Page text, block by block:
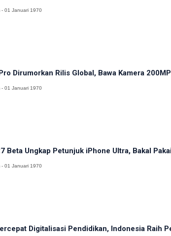
- 01 Januari 1970
Dirumorkan Rilis Global, Bawa Kamera
- 01 Januari 1970
Beta Ungkap Petunjuk iPhone Ultra, Bakal
- 01 Januari 1970
Digitalisasi Pendidikan, Indonesia Raih